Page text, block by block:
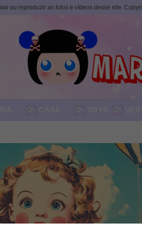
ou reproduzir as fotos e vídeos desse site.